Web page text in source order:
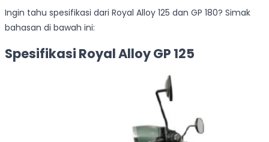
Ingin tahu spesifikasi dari Royal Alloy 125 dan GP 180? Simak
bahasan di bawah ini:
Spesifikasi Royal Alloy GP 125